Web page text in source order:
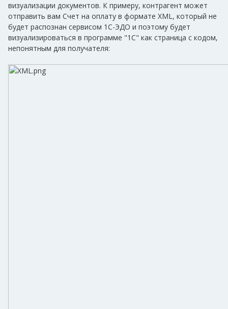
визуализации документов. К примеру, контрагент может
отправить вам Счет на оплату в формате XML, который не
будет распознан сервисом 1С-ЭДО и поэтому будет
визуализироваться в программе "1С" как страница с кодом,
непонятным для получателя: